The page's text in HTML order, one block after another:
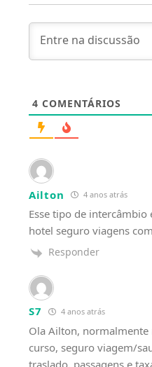
4 COMENTÁRIOS
Ailton 4 anos atrás
Esse tipo de intercâmbio
hotel seguro viagens
Responder
S7 4 anos atrás
Ola Ailton, normalmente
curso, seguro viagem/
traslado, passagens e